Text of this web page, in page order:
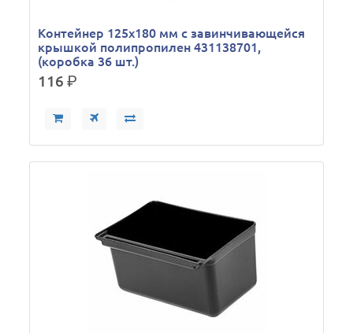
Контейнер 125х180 мм с завинчивающейся
крышкой полипропилен 431138701,
(коробка 36 шт.)
116р.